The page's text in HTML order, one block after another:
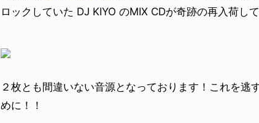
ロックしていた DJ KIYO のMIX CDが奇跡の再入荷し
２枚とも間違いない音源となっております！これを逃
めに！！